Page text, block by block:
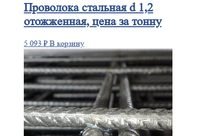
Проволокастальная d 1,2
отожженная, цена за тонну
5 093 ₽ В корзину